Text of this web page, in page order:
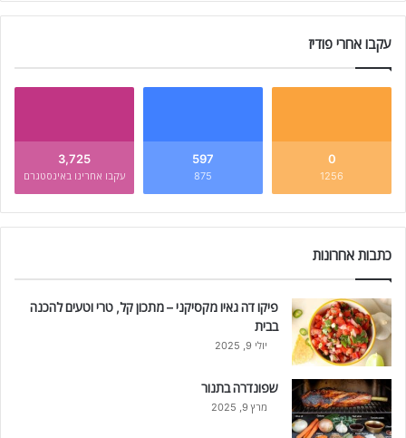
עקבו אחרי פודיז
0
1256
597
875
3,725
עקבו אחרינו באינסטגרם
כתבות אחרונות
פיקו דה גאיו מקסיקני – מתכון קל, טרי וטעים להכנה
בבית
יולי 9, 2025
שפונדרה בתנור
מרץ 9, 2025